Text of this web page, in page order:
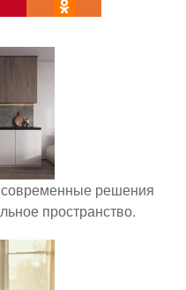
решения
пространство.